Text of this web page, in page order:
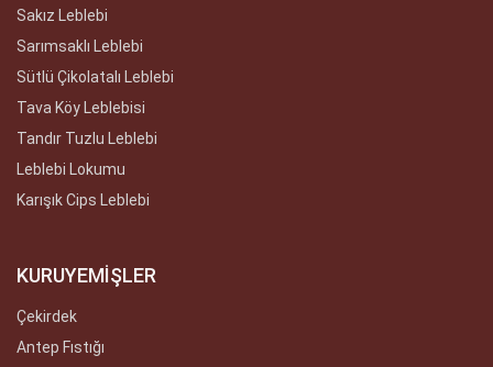
Sakız Leblebi
Sarımsaklı Leblebi
Sütlü Çikolatalı Leblebi
Tava Köy Leblebisi
Tandır Tuzlu Leblebi
Leblebi Lokumu
Karışık Cips Leblebi
KURUYEMİŞLER
Çekirdek
Antep Fıstığı